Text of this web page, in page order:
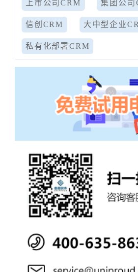
上市公司CRM 集团公司
信创CRM 大中型企业
私有化部署CRM